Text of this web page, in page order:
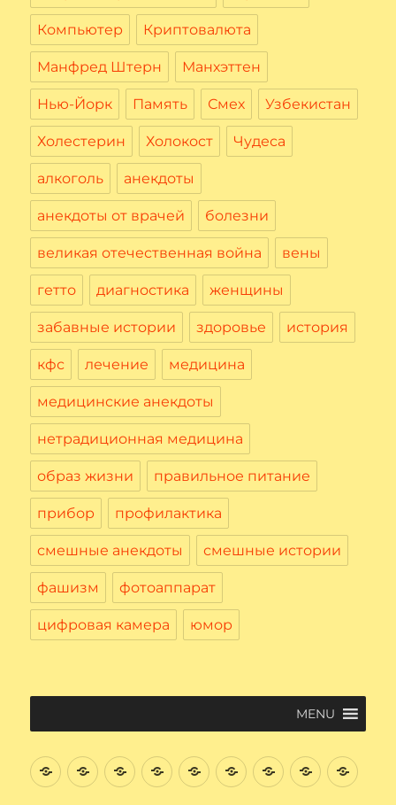
Компьютер Криптовалюта
Манфред Штерн Манхэттен
Нью-Йорк Память Смех Узбекистан
Холестерин Холокост Чудеса
алкоголь анекдоты
анекдоты от врачей болезни
великая отечественная война вены
гетто диагностика женщины
забавные истории здоровье история
кфс лечение медицина
медицинские анекдоты
нетрадиционная медицина
образ жизни правильное питание
прибор профилактика
смешные анекдоты смешные истории
фашизм фотоаппарат
цифровая камера юмор
MENU
ВведениеЦифровая
Вычислительная
Файловая
система
Текстовый
редактор
Интернет
Начнем
поиск
Электронная
почта. редактор